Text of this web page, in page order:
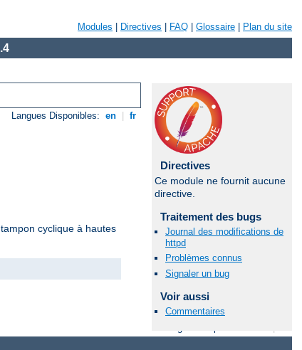
Modules Directives FAQ Glossaire Plan du site
Langues Disponibles: en fr
cyclique à hautes
Directives
Ce module ne fournit aucune
directive.
Traitement des bugs
Journal des modifications de
httpd
Problèmes connus
Signaler un bug
Voir aussi
Commentaires